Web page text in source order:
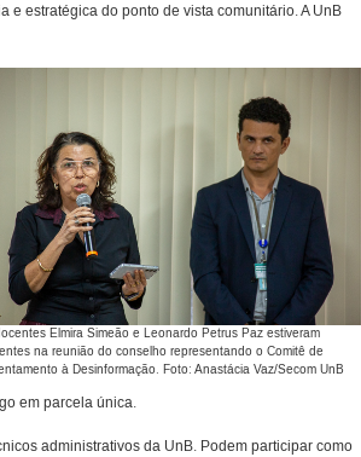
e estratégica do ponto de vista comunitário. A UnB
Elmira Simeão e Leonardo Petrus Paz estiveram
na reunião do conselho representando o Comitê de
à Desinformação. Foto: Anastácia Vaz/Secom UnB
em parcela única.
administrativos da UnB. Podem participar como